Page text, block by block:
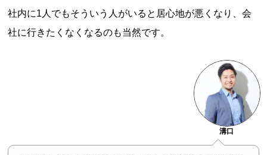
社内に1人でもそういう人がいると居心地が悪くなり、会
社に行きたくなくなるのも当然です。
溝口